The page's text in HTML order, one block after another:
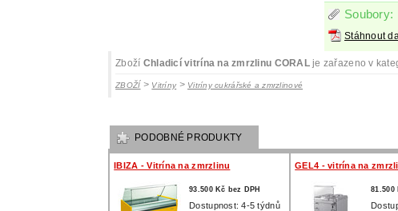
Soubory:
Stáhnout
Zboží Chladicí vitrína na zmrzlinu CORALje zařazeno v
ZBOŽÍ > Vitríny> Vitríny cukrářské a zmrzlinové
PODOBNÉ PRODUKTY
IBIZA - Vitrína na zmrzlinu
93.500 Kč bez DPH
Dostupnost: 4-5 týdnů
GEL4 - vitrína na
81.500